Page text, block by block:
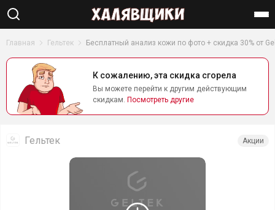
Найти
Главная Гельтек Бесплатный анализ кожи по фото + скидка 30% от
К сожалению, эта скидка сгорела
Вы можете перейти к другим действующим
скидкам. Посмотреть другие
Гельтек Акции